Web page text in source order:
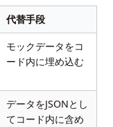
代替手段
モックデータをコ
ード内に埋め込む
データをJSONとし
てコード内に含め